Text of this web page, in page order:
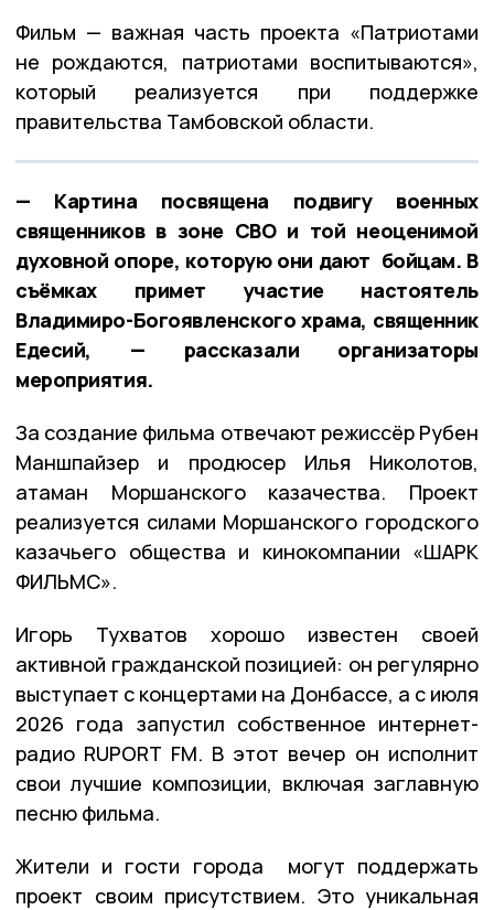
Фильм — важная часть проекта «Патриотами
не рождаются, патриотами воспитываются»,
который реализуется при поддержке
правительства Тамбовской области.
— Картина посвящена подвигу военных
священников в зоне СВО и той неоценимой
духовной опоре, которую они дают бойцам. В
съёмках примет участие настоятель
Владимиро-Богоявленского храма, священник
Едесий, — рассказали организаторы
мероприятия.
За создание фильма отвечают режиссёр Рубен
Маншпайзер и продюсер Илья Николотов,
атаман Моршанского казачества. Проект
реализуется силами Моршанского городского
казачьего общества и кинокомпании «ШАРК
ФИЛЬМС».
Игорь Тухватов хорошо известен своей
активной гражданской позицией: он регулярно
выступает с концертами на Донбассе, а с июля
2026 года запустил собственное интернет-
радио RUPORT FM. В этот вечер он исполнит
свои лучшие композиции, включая заглавную
песню фильма.
Жители и гости города могут поддержать
проект своим присутствием. Это уникальная